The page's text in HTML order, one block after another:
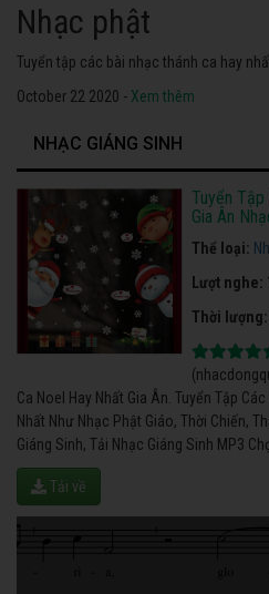
Nhạc phật
Tuyển tập các bài nhạc thánh ca hay
October 22 2020 - Xem thêm
NHẠC GIÁNG SINH
Tuyển
Gia Ân
Thể loại:
Lượt nghe:
Thời lượng:
Ca Noel Hay Nhất Gia Ân. Tuyển Tập
Nhất Như Nhạc Phật Giáo, Thời Chiến,
Giáng Sinh, Tải Nhạc Giáng Sinh MP3
Tải về